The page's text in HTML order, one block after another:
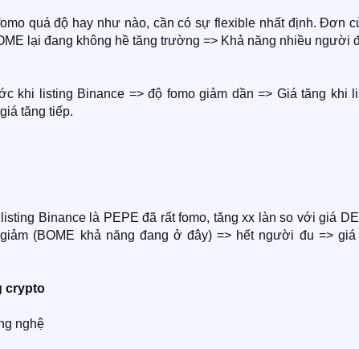
quá độ hay như nào, cần có sự flexible nhất định. Đơn
lại đang không hề tăng trường => Khả năng nhiều người
khi listing Binance => độ fomo giảm dần => Giá tăng khi
tăng tiếp.
Binance là PEPE đã rất fomo, tăng xx làn so với giá
(BOME khả năng đang ở đây) => hết người đu => giá
crypto​
nghệ